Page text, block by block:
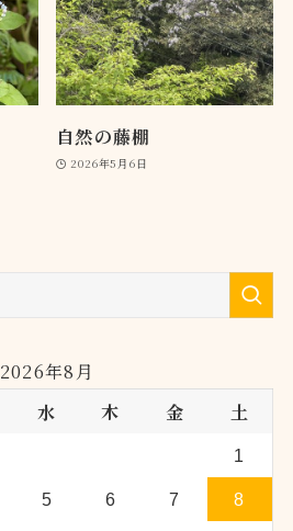
自然の藤棚
2026年5月6日
2026年8月
水 木 金 土
1
5 6 7 8